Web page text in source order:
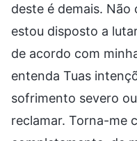
deste é demais.
estou disposto a
de acordo com
entenda Tuas
sofrimento severo
reclamar. Torna-me